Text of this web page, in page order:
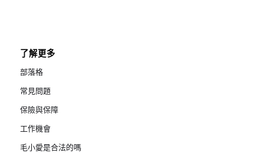
了解更多
部落格
常見問題
保險與保障
工作機會
毛小愛是合法的嗎